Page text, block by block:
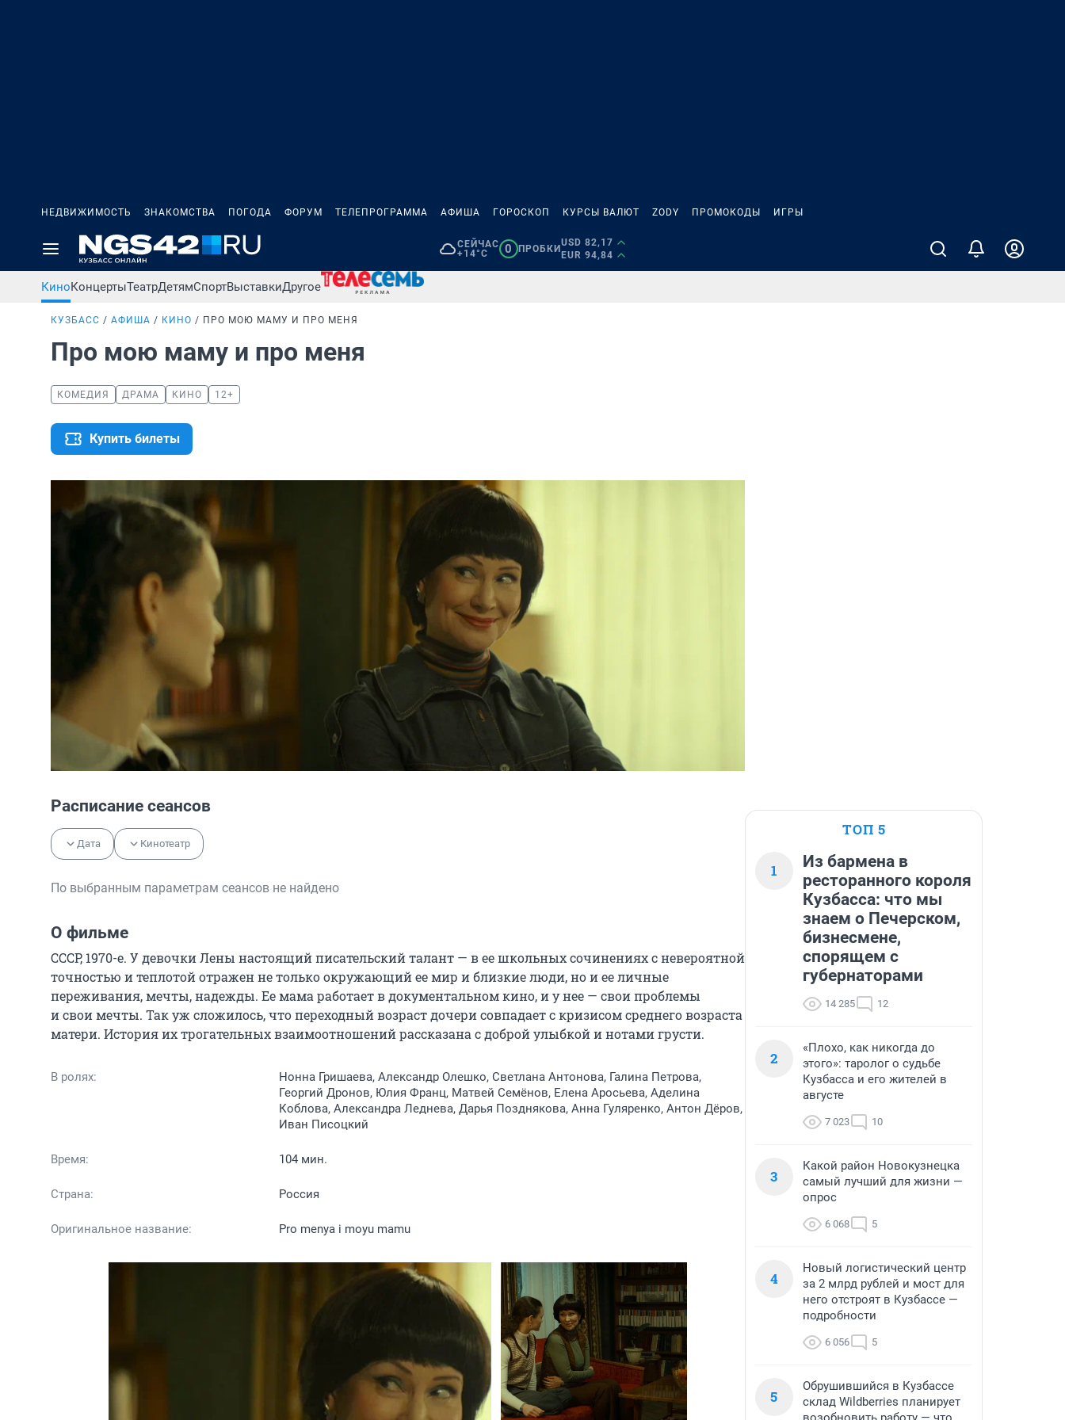
НЕДВИЖИМОСТЬ ЗНАКОМСТВА ПОГОДА ФОРУМ ТЕЛЕПРОГРАММА АФИША ГОРОСКОП КУРСЫ ВАЛЮТ ZODY ПРОМОКОДЫ ИГРЫ
СЕЙЧАС
+14°C
0 ПРОБКИ
USD 82,17
EUR 94,84
КиноКонцертыТеатрДетямСпортВыставкиДругое
КУЗБАСС АФИША КИНО ПРО МОЮ МАМУ И ПРО МЕНЯ
Про мою маму и про меня
КОМЕДИЯ ДРАМА КИНО 12+
Купить билеты
Расписание сеансов
Дата Кинотеатр
По выбранным параметрам сеансов не найдено
О фильме
СССР, 1970-е. У девочки Лены настоящий писательский талант — в ее школьных сочинениях с невероятной
точностью и теплотой отражен не только окружающий ее мир и близкие люди, но и ее личные
переживания, мечты, надежды. Ее мама работает в документальном кино, и у нее — свои проблемы
и свои мечты. Так уж сложилось, что переходный возраст дочери совпадает с кризисом среднего возраста
матери. История их трогательных взаимоотношений рассказана с доброй улыбкой и нотами грусти.
В ролях:
Нонна Гришаева, Александр Олешко, Светлана Антонова, Галина Петрова,
Георгий Дронов, Юлия Франц, Матвей Семёнов, Елена Аросьева, Аделина
Коблова, Александра Леднева, Дарья Позднякова, Анна Гуляренко, Антон Дёров,
Иван Писоцкий
Время: 104 мин.
Страна: Россия
Оригинальное название: Pro menya i moyu mamu
ТОП 5
1
Из бармена в
ресторанного короля
Кузбасса: что мы
знаем о Печерском,
бизнесмене,
спорящем с
губернаторами
14 285 12
2
«Плохо, как никогда до
этого»: таролог о судьбе
Кузбасса и его жителей в
августе
7 023 10
3
Какой район Новокузнецка
самый лучший для жизни —
опрос
6 068 5
4
Новый логистический центр
за 2 млрд рублей и мост для
него отстроят в Кузбассе —
подробности
6 056 5
5
Обрушившийся в Кузбассе
склад Wildberries планирует